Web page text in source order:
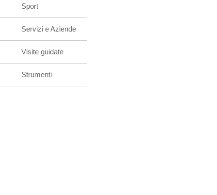
Sport
Servizi e Aziende
Visite guidate
Strumenti